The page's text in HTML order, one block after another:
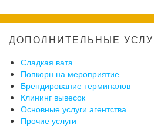
ДОПОЛНИТЕЛЬНЫЕ
Сладкая вата
Попкорн на мероприятие
Брендирование терминалов
Клининг вывесок
Основные услуги агентства
Прочие услуги